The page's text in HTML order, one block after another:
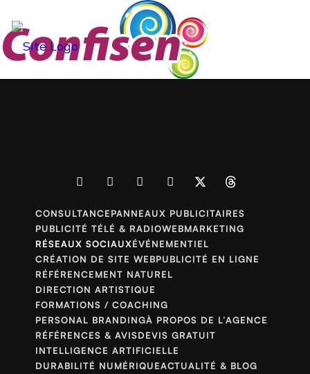
CONSULTANCEPANNEAUX PUBLICITAIRES
PUBLICITÉ TÉLÉ & RADIOWEBMARKETING
RÉSEAUX SOCIAUXÉVÉNEMENTIEL
CRÉATION DE SITE WEBPUBLICITÉ EN LIGNE
RÉFÉRENCEMENT NATUREL
DIRECTION ARTISTIQUE
FORMATIONS / COACHING
PERSONAL BRANDINGÀ PROPOS DE L’AGENCE
RÉFÉRENCES & AVISDEVIS GRATUIT
INTELLIGENCE ARTIFICIELLE
DURABILITÉ NUMÉRIQUEACTUALITÉ & BLOG